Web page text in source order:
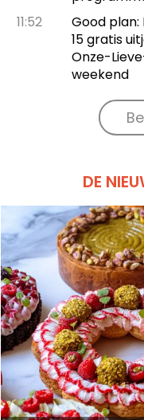
11:52
Good plan:
15 gratis
Onze-
weekend
DE